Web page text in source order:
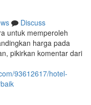
Discuss
untuk memperoleh
harga pada
pikirkan komentar dari
93612617/hotel-